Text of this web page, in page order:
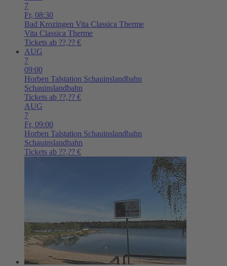
7
Fr, 08:30
Bad Krozingen Vita Classica Therme
Vita Classica Therme
Tickets ab ??,?? €
AUG
7
09:00
Horben Talstation Schauinslandbahn
Schauinslandbahn
Tickets ab ??,?? €
AUG
7
Fr, 09:00
Horben Talstation Schauinslandbahn
Schauinslandbahn
Tickets ab ??,?? €